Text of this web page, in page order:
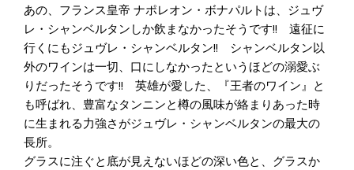
あの、フランス皇帝 ナポレオン・ボナパルトは、ジュヴ
レ・シャンベルタンしか飲まなかったそうです!! 遠征に
行くにもジュヴレ・シャンベルタン!! シャンベルタン以
外のワインは一切、口にしなかったというほどの溺愛ぶ
りだったそうです!! 英雄が愛した、『王者のワイン』と
も呼ばれ、豊富なタンニンと樽の風味が絡まりあった時
に生まれる力強さがジュヴレ・シャンベルタンの最大の
長所。
グラスに注ぐと底が見えないほどの深い色と、グラスか